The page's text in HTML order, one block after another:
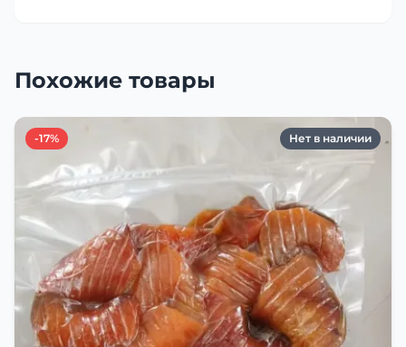
Похожие товары
-17% Нет в наличии